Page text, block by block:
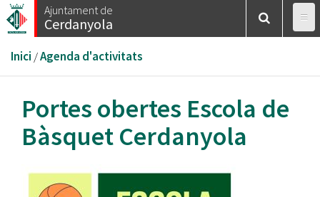
Vés
al
Ajuntament de
Cerdanyola
Esteu
aquí
Inici /Agenda d'activitats
Portes obertes Escola de
Bàsquet Cerdanyola